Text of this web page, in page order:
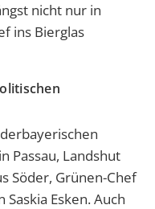
nicht nur in
ins Bierglas
Passau, Landshut
Söder, Grünen-Chef
Esken. Auch